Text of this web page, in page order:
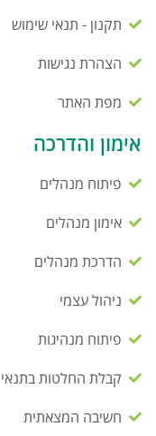
תקנון - תנאי שימוש
הצהרת נגישות
מפת האתר
אימון והדרכה
פיתוח מנהלים
אימון מנהלים
הדרכת מנהלים
ניהול עצמי
פיתוח מנהיגות
קבלת החלטות בתנאי
חשיבה המצאתית